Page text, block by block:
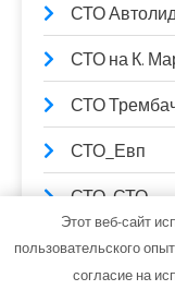
СТО
СТО на К.
СТО
СТО_Евп
СТО, СТО
СТО99
Столица
Этот веб-сайт
пользовательского
согласие на